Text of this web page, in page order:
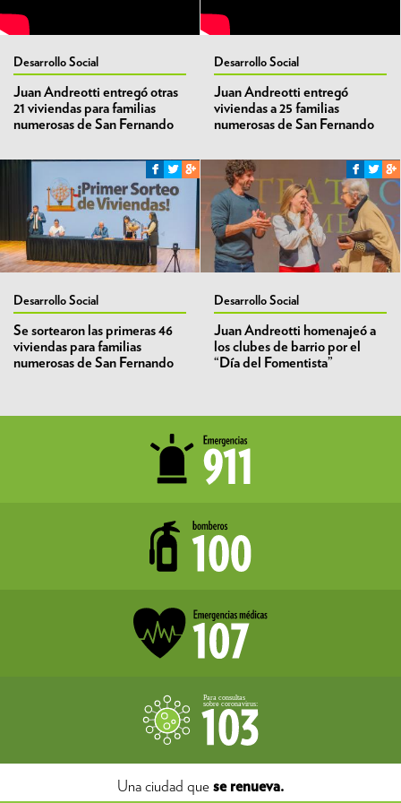
Desarrollo Social
Juan Andreotti entregó otras
21 viviendas para familias
numerosas de San Fernando
Desarrollo Social
Juan Andreotti entregó
viviendas a 25 familias
numerosas de San Fernando
Desarrollo Social
Se sortearon las primeras 46
viviendas para familias
numerosas de San Fernando
Desarrollo Social
Juan Andreotti homenajeó a
los clubes de barrio por el
“Día del Fomentista”
Una ciudad que se renueva.